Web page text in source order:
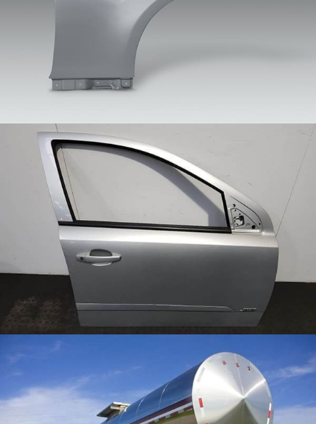
zliatiny, ktorá sa špeciálne používa na výrobu dverí
automobilu. S vývojom automobilového ľahkého
Hliníková doska cisterny
"Hliníková doska cisterny" je doska zo špeciálnej
hliníkovej zliatiny, čo sa týka dosky z hliníkovej zliatiny
používanej na výrobu hlavnej konštrukcie alebo
vnútorných skladovacích nádrží cisternových vozidiel
(ako sú nákladné autá s nádržou na naftu, cisterny na
skvapalnený plyn, cisternové nákladné autá na
Farmaceutický balenie hliníkovej fólie
Farmaceutické balenie hliníková fólia je typ hliníkovej